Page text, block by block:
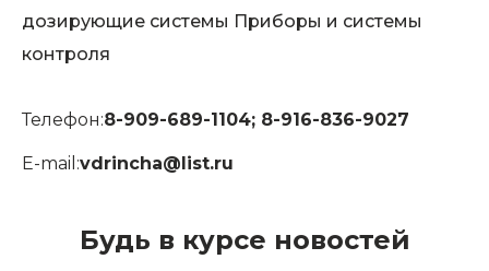
дозирующие системы Приборы и системы
контроля
Телефон:8-909-689-1104; 8-916-836-9027
E-mail:vdrincha@list.ru
Будь в курсе новостей